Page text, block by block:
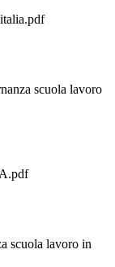
scuola lavoro
scuola lavoro in